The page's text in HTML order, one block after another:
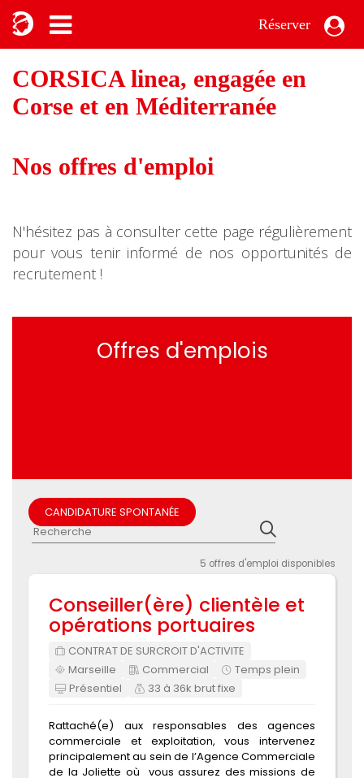
Réserver
CORSICA linea, engagée en
Corse et en Méditerranée
Nos offres d'emploi
N'hésitez pas à consulter cette page régulièrement
pour vous tenir informé de nos opportunités de
recrutement !